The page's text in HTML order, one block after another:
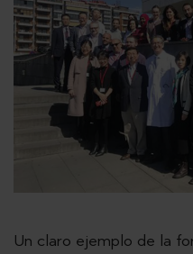
Un claro ejemplo de la